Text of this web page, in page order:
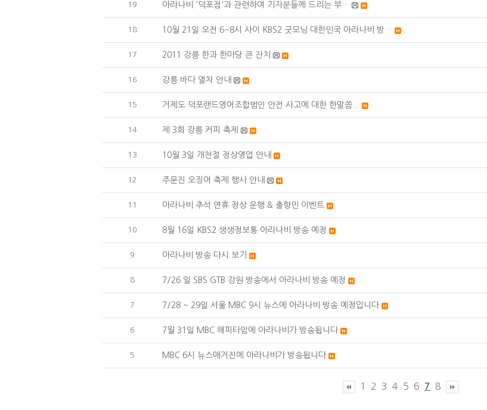
19 아라나비 '덕포점'과 관련하여 기자분들께 드리는 부…
18 10월 21일 오전 6~8시 사이 KBS2 굿모닝 대한민국 아라나비 방…
17 2011 강릉 한과 한마당 큰 잔치
16 강릉 바다 열차 안내
15 거제도 덕포랜드영어조합범인 안전 사고에 대한 한말씀...
14 제 3회 강릉 커피 축제
13 10월 3일 개천절 정상영업 안내
12 주문진 오징어 축제 행사 안내
11 아라나비 추석 연휴 정상 운행 & 출향민 이벤트
10 8월 16일 KBS2 생생정보통 아라나비 방송 예정
9 아라나비 방송 다시 보기
8 7/26 일 SBS GTB 강원 방송에서 아라나비 방송 예정
7 7/28 ~ 29일 서울 MBC 9시 뉴스에 아라나비 방송 예정입니다
6 7월 31일 MBC 해피타임에 아라나비가 방송됩니다
5 MBC 6시 뉴스매거진에 아라나비가 방송됩니다
1 2 3 4 5 6 7 8